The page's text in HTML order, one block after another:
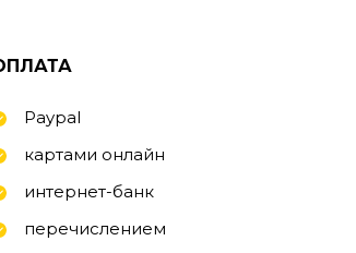
Paypal
картами онлайн
интернет-банк
перечислением